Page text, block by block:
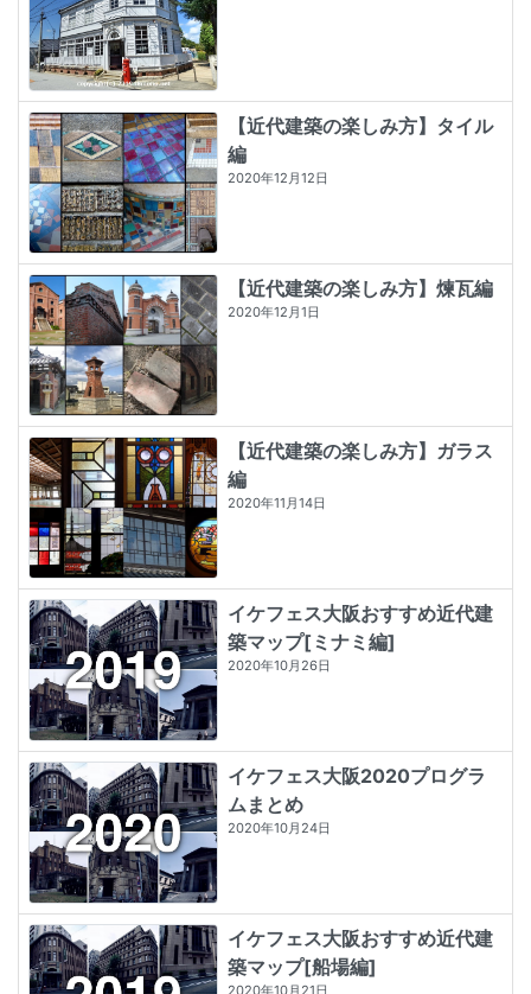
【近代建築の楽しみ方】タイル
編
2020年12月12日
【近代建築の楽しみ方】煉瓦編
2020年12月1日
【近代建築の楽しみ方】ガラス
編
2020年11月14日
イケフェス大阪おすすめ近代建
築マップ[ミナミ編]
2020年10月26日
イケフェス大阪2020プログラ
ムまとめ
2020年10月24日
イケフェス大阪おすすめ近代建
築マップ[船場編]
2020年10月21日